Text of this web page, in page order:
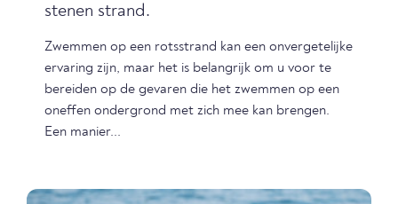
stenen strand.
Zwemmen op een rotsstrand kan een onvergetelijke
ervaring zijn, maar het is belangrijk om u voor te
bereiden op de gevaren die het zwemmen op een
oneffen ondergrond met zich mee kan brengen.
Een manier...